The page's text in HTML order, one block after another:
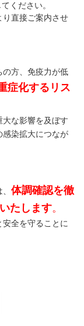
ください。
直接ご案内させ
の方、免疫力が低
症化するリス
な影響を及ぼす
感染拡大につなが
体調確認を徹
たします。
全を守ることに